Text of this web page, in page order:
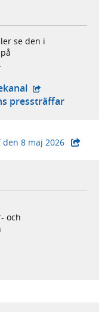
se den i
- extern
pressträffar
8 maj 2026- extern
och